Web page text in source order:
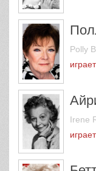
Polly
Irene